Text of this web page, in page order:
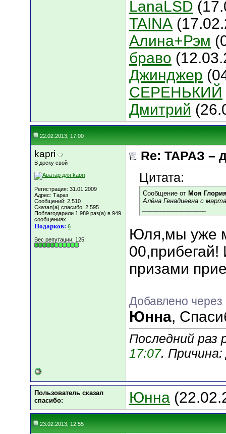
LanaLSD
TAINA
Алина+Рэм
браво
Джинджер
СЕРЕНЬКИЙ
Дмитрий
22.02.2013, 17:00
kapri
В доску свой
Регистрация: 31.01.2009
Адрес: Тараз
Сообщений: 2,510
Сказал(а) спасибо: 2,595
Поблагодарили 1,989 раз(а) в 949
сообщениях
Подарков: 6
Вес репутации: 125
Re: ТАРАЗ –
Цитата:
Сообщение от Моя
Алёна Генадиевна с
Юля,мы уже
00,прибегай!
призами
Добавлено через
Юнна,
Последний раз
17:07.
Пользователь сказал
cпасибо:
Юнна
23.02.2013, 12:55